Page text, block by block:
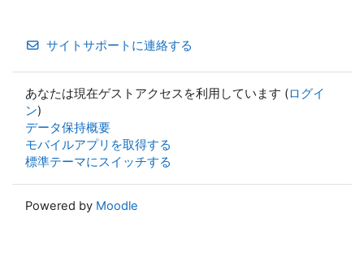
サイトサポートに連絡する
あなたは現在ゲストアクセスを利用しています (ログイ
ン)
データ保持概要
モバイルアプリを取得する
標準テーマにスイッチする
Powered by Moodle